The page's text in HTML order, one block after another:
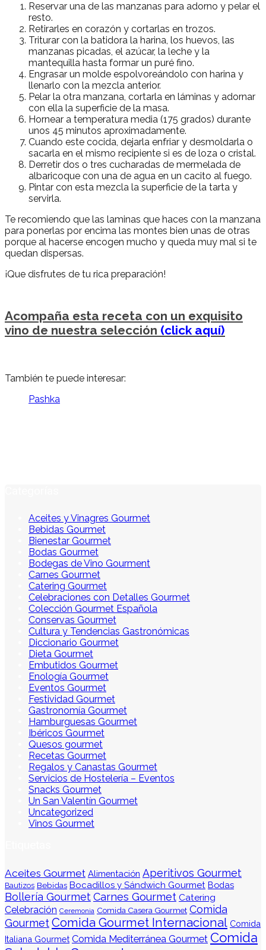
Reservar una de las manzanas para adorno y pelar el
resto.
Retirarles en corazón y cortarlas en trozos.
Triturar con la batidora la harina, los huevos, las
manzanas picadas, el azúcar, la leche y la
mantequilla hasta formar un puré fino.
Engrasar un molde espolvoreándolo con harina y
llenarlo con la mezcla anterior.
Pelar la otra manzana, cortarla en láminas y adornar
con ella la superficie de la masa.
Hornear a temperatura media (175 grados) durante
unos 45 minutos aproximadamente.
Cuando este cocida, dejarla enfriar y desmoldarla o
sacarla en el mismo recipiente si es de loza o cristal.
Derretir dos o tres cucharadas de mermelada de
albaricoque con una de agua en un cacito al fuego.
Pintar con esta mezcla la superficie de la tarta y
servirla.
Te recomiendo que las laminas que haces con la manzana
para ponerlas por encima las montes bien unas de otras
porque al hacerse encogen mucho y queda muy mal si te
quedan dispersas.
¡Que disfrutes de tu rica preparación!
Acompaña esta receta con un exquisito
vino de nuestra selección (click aquí)
También te puede interesar:
Pashka
Aceites y Vinagres Gourmet
Bebidas Gourmet
Bienestar Gourmet
Bodas Gourmet
Bodegas de Vino Gourment
Carnes Gourmet
Catering Gourmet
Celebraciones con Detalles Gourmet
Colección Gourmet Española
Conservas Gourmet
Cultura y Tendencias Gastronómicas
Diccionario Gourmet
Dieta Gourmet
Embutidos Gourmet
Enología Gourmet
Eventos Gourmet
Festividad Gourmet
Gastronomía Gourmet
Hamburguesas Gourmet
Ibéricos Gourmet
Quesos gourmet
Recetas Gourmet
Regalos y Canastas Gourmet
Servicios de Hostelería – Eventos
Snacks Gourmet
Un San Valentín Gourmet
Uncategorized
Vinos Gourmet
Aceites Gourmet Alimentación Aperitivos Gourmet
Bautizos Bebidas Bocadillos y Sándwich Gourmet Bodas
Bollería GourmetCarnes Gourmet Catering
Celebración Ceremonia Comida Casera Gourmet Comida
GourmetComida Gourmet Internacional Comida
Italiana Gourmet Comida Mediterránea Gourmet Comida